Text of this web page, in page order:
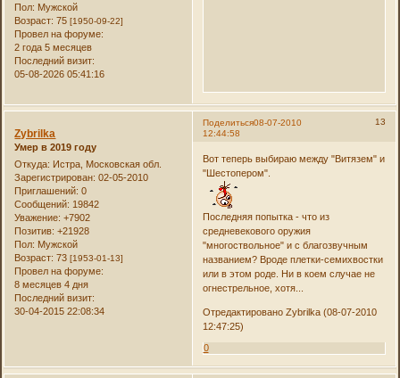
Пол: Мужской
Возраст: 75[1950-09-22]
Провел на форуме:
2 года 5 месяцев
Последний визит:
05-08-2026 05:41:16
Поделиться 13
08-07-2010
12:44:58
Zybrilka
Умер в 2019 году
Откуда: Истра, Московская обл.
Зарегистрирован: 02-05-2010
Приглашений: 0
Сообщений: 19842
Уважение: +7902
Позитив: +21928
Пол: Мужской
Возраст: 73[1953-01-13]
Провел на форуме:
8 месяцев 4 дня
Последний визит:
30-04-2015 22:08:34
Вот теперь выбираю между "Витязем" и
"Шестопером".
Последняя попытка - что из
средневекового оружия
"многоствольное" и с благозвучным
названием? Вроде плетки-семихвостки
или в этом роде. Ни в коем случае не
огнестрельное, хотя...
Отредактировано Zybrilka (08-07-2010
12:47:25)
0